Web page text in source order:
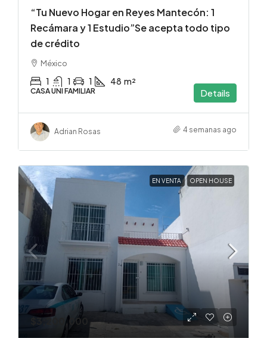
“Tu Nuevo Hogar en Reyes Mantecón: 1
Recámara y 1 Estudio”Se acepta todo tipo
de crédito
México
1 1 1 48 m²
CASA UNI FAMILIAR Details
Adrian Rosas 4 semanas ago
EN VENTA OPEN HOUSE
$3;200,000